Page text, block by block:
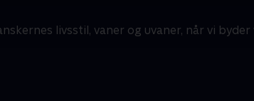
livsstil, vaner og uvaner, når vi